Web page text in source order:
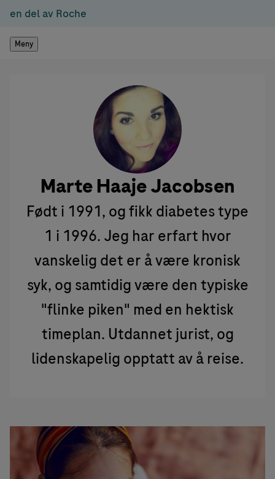
en del av Roche
Meny
Marte Haaje Jacobsen
Født i 1991, og fikk diabetes type
1 i 1996. Jeg har erfart hvor
vanskelig det er å være kronisk
syk, og samtidig være den typiske
"flinke piken" med en hektisk
timeplan. Utdannet jurist, og
lidenskapelig opptatt av å reise.